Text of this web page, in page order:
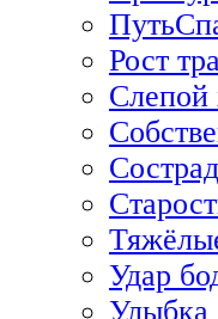
Рост
Слепой
Удар
Улыбка